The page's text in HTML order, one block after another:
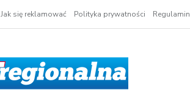
Jak się reklamować Polityka prywatności Regulamin